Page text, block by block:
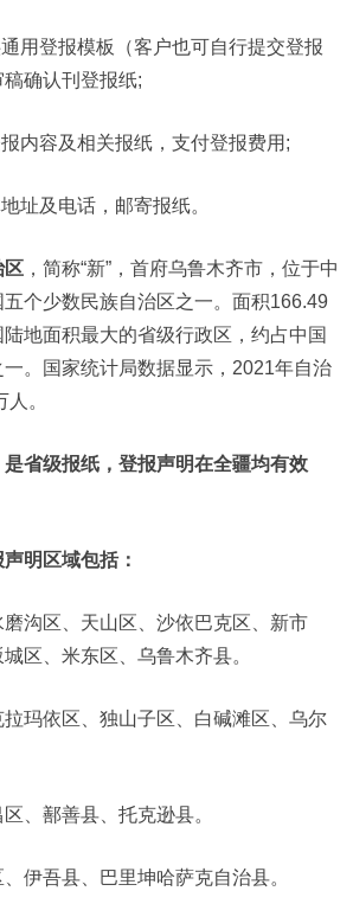
用登报模板（客户也可自行提交登报
确认刊登报纸;
内容及相关报纸，支付登报费用;
址及电话，邮寄报纸。
区 ，简称“新”，首府乌鲁木齐市，位于中
个少数民族自治区之一。面积166.49
地面积最大的省级行政区，约占中国
。国家统计局数据显示，2021年自治
。
是省级报纸，登报声明在全疆均有效
明区域包括：
沟区、天山区、沙依巴克区、新市
区、米东区、乌鲁木齐县。
玛依区、独山子区、白碱滩区、乌尔
、鄯善县、托克逊县。
伊吾县、巴里坤哈萨克自治县。